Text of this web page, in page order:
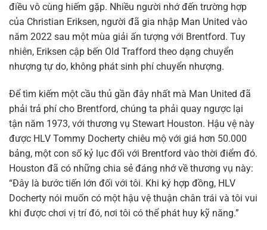
điều vô cùng hiếm gặp. Nhiều người nhớ đến trường hợp
của Christian Eriksen, người đã gia nhập Man United vào
năm 2022 sau một mùa giải ấn tượng với Brentford. Tuy
nhiên, Eriksen cập bến Old Trafford theo dạng chuyển
nhượng tự do, không phát sinh phí chuyển nhượng.
Để tìm kiếm một cầu thủ gần đây nhất mà Man United đã
phải trả phí cho Brentford, chúng ta phải quay ngược lại
tận năm 1973, với thương vụ Stewart Houston. Hậu vệ này
được HLV Tommy Docherty chiêu mộ với giá hơn 50.000
bảng, một con số kỷ lục đối với Brentford vào thời điểm đó.
Houston đã có những chia sẻ đáng nhớ về thương vụ này:
“Đây là bước tiến lớn đối với tôi. Khi ký hợp đồng, HLV
Docherty nói muốn có một hậu vệ thuận chân trái và tôi vui
khi được chơi vị trí đó, nơi tôi có thể phát huy kỹ năng.”